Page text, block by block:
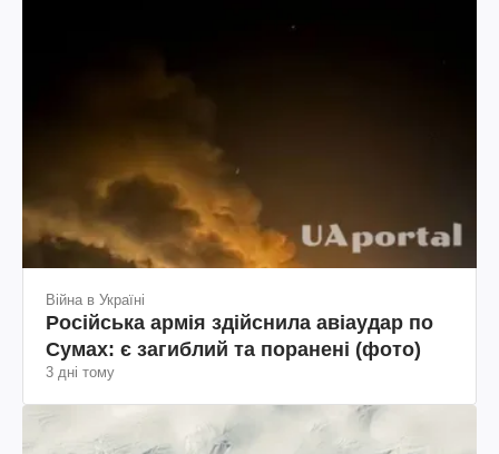
Війна в Україні
Російська армія здійснила авіаудар по
Сумах: є загиблий та поранені (фото)
3 дні тому